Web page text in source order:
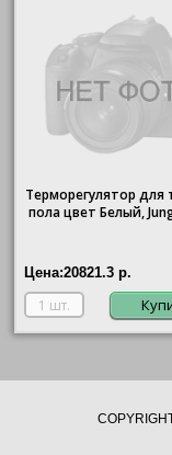
Терморегулятор для
пола цвет Белый,
Цена:20821.3 р.